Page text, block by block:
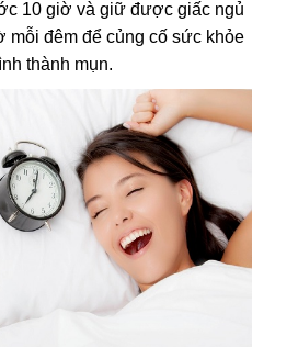
10 giờ và giữ được giấc ngủ
mỗi đêm để củng cố sức khỏe
thành mụn.